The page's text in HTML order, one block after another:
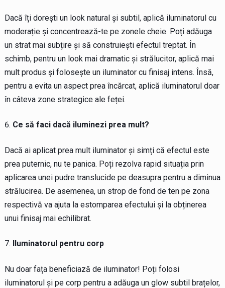
Dacă îți dorești un look natural și subtil, aplică iluminatorul cu
moderație și concentrează-te pe zonele cheie. Poți adăuga
un strat mai subțire și să construiești efectul treptat. În
schimb, pentru un look mai dramatic și strălucitor, aplică mai
mult produs și folosește un iluminator cu finisaj intens. Însă,
pentru a evita un aspect prea încărcat, aplică iluminatorul doar
în câteva zone strategice ale feței.
Ce să faci dacă iluminezi prea mult?
Dacă ai aplicat prea mult iluminator și simți că efectul este
prea puternic, nu te panica. Poți rezolva rapid situația prin
aplicarea unei pudre translucide pe deasupra pentru a diminua
strălucirea. De asemenea, un strop de fond de ten pe zona
respectivă va ajuta la estomparea efectului și la obținerea
unui finisaj mai echilibrat.
Iluminatorul pentru corp
Nu doar fața beneficiază de iluminator! Poți folosi
iluminatorul și pe corp pentru a adăuga un glow subtil brațelor,